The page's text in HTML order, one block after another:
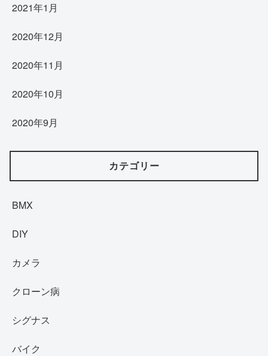
2021年1月
2020年12月
2020年11月
2020年10月
2020年9月
カテゴリー
BMX
DIY
カメラ
クローン病
シグナス
バイク